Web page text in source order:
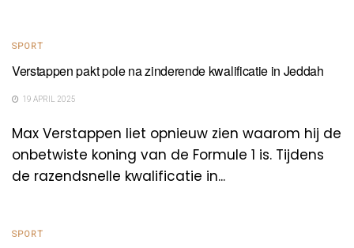
SPORT
Verstappen pakt pole na zinderende kwalificatie in Jeddah
19 APRIL 2025
Max Verstappen liet opnieuw zien waarom hij de
onbetwiste koning van de Formule 1 is. Tijdens
de razendsnelle kwalificatie in...
SPORT